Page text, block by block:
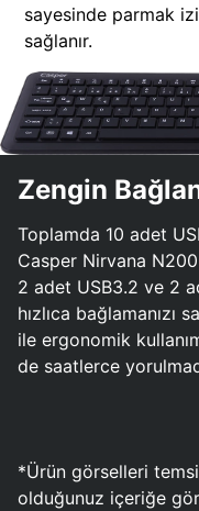
sayesinde parmak
sağlanır.
Zengin
Toplamda 10 adet
Casper Nirvana
2 adet USB3.2 ve 2
hızlıca bağlamanızı
ile ergonomik
de saatlerce
*Ürün görselleri
olduğunuz içeriğe